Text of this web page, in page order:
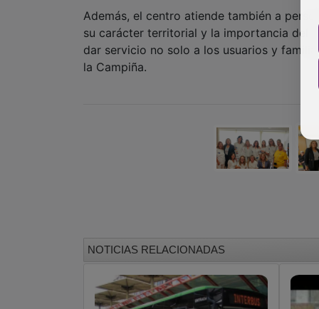
Además, el centro atiende también a
su carácter territorial y la importancia del
dar servicio no solo a los usuarios y
la Campiña.
NOTICIAS RELACIONADAS